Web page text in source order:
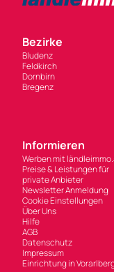
Bezirke
Bludenz
Feldkirch
Dornbirn
Bregenz
Informieren
Werben mit
Preise & Leistungen für
private Anbieter
Newsletter Anmeldung
Cookie Einstellungen
Über Uns
Hilfe
AGB
Datenschutz
Impressum
Einrichtung in